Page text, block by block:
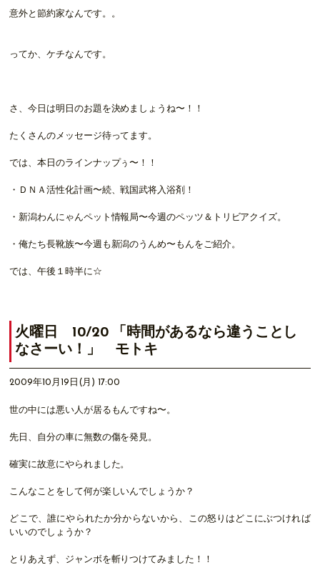
意外と節約家なんです。。
ってか、ケチなんです。
さ、今日は明日のお題を決めましょうね〜！！
たくさんのメッセージ待ってます。
では、本日のラインナップぅ〜！！
・ＤＮＡ活性化計画〜続、戦国武将入浴剤！
・新潟わんにゃんペット情報局〜今週のペッツ＆トリビアクイズ。
・俺たち長靴族〜今週も新潟のうんめ〜もんをご紹介。
では、午後１時半に☆
火曜日 10/20 「時間があるなら違うことし
なさーい！」 モトキ
2009年10月19日(月) 17:00
世の中には悪い人が居るもんですね〜。
先日、自分の車に無数の傷を発見。
確実に故意にやられました。
こんなことをして何が楽しいんでしょうか？
どこで、誰にやられたか分からないから、この怒りはどこにぶつければ
いいのでしょうか？
とりあえず、ジャンボを斬りつけてみました！！